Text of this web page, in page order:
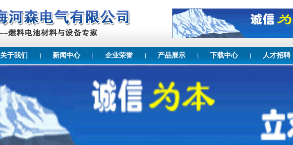
关于我们 新闻中心 企业荣誉 产品展示 下载中心 人才招聘